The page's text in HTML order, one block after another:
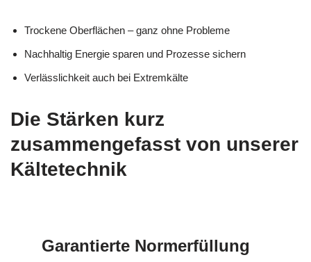
Trockene Oberflächen – ganz ohne Probleme
Nachhaltig Energie sparen und Prozesse sichern
Verlässlichkeit auch bei Extremkälte
Die Stärken kurz
zusammengefasst von unserer
Kältetechnik
Garantierte Normerfüllung